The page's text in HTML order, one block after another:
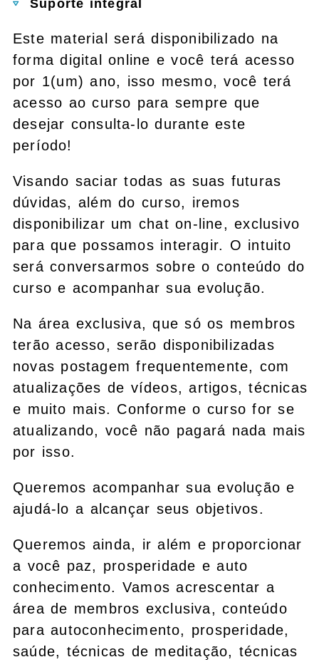
Suporte integral
Este material será disponibilizado na
forma digital online e você terá acesso
por 1(um) ano, isso mesmo, você terá
acesso ao curso para sempre que
desejar consulta-lo durante este
período!
Visando saciar todas as suas futuras
dúvidas, além do curso, iremos
disponibilizar um chat on-line, exclusivo
para que possamos interagir. O intuito
será conversarmos sobre o conteúdo do
curso e acompanhar sua evolução.
Na área exclusiva, que só os membros
terão acesso, serão disponibilizadas
novas postagem frequentemente, com
atualizações de vídeos, artigos, técnicas
e muito mais. Conforme o curso for se
atualizando, você não pagará nada mais
por isso.
Queremos acompanhar sua evolução e
ajudá-lo a alcançar seus objetivos.
Queremos ainda, ir além e proporcionar
a você paz, prosperidade e auto
conhecimento. Vamos acrescentar a
área de membros exclusiva, conteúdo
para autoconhecimento, prosperidade,
saúde, técnicas de meditação, técnicas